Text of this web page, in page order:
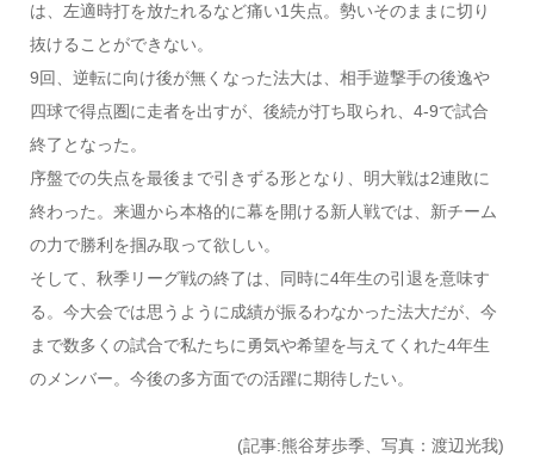
は、左適時打を放たれるなど痛い1失点。勢いそのままに切り
抜けることができない。
9回、逆転に向け後が無くなった法大は、相手遊撃手の後逸や
四球で得点圏に走者を出すが、後続が打ち取られ、4-9で試合
終了となった。
序盤での失点を最後まで引きずる形となり、明大戦は2連敗に
終わった。来週から本格的に幕を開ける新人戦では、新チーム
の力で勝利を掴み取って欲しい。
そして、秋季リーグ戦の終了は、同時に4年生の引退を意味す
る。今大会では思うように成績が振るわなかった法大だが、今
まで数多くの試合で私たちに勇気や希望を与えてくれた4年生
のメンバー。今後の多方面での活躍に期待したい。
(記事:熊谷芽歩季、写真：渡辺光我)